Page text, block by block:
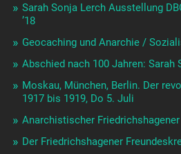
Sarah Sonja Lerch Ausstellung
’18
Geocaching und Anarchie /
Abschied nach 100 Jahren: Sarah
Moskau, München, Berlin. Der
1917 bis 1919, Do 5. Juli
Anarchistischer
Der Friedrichshagener